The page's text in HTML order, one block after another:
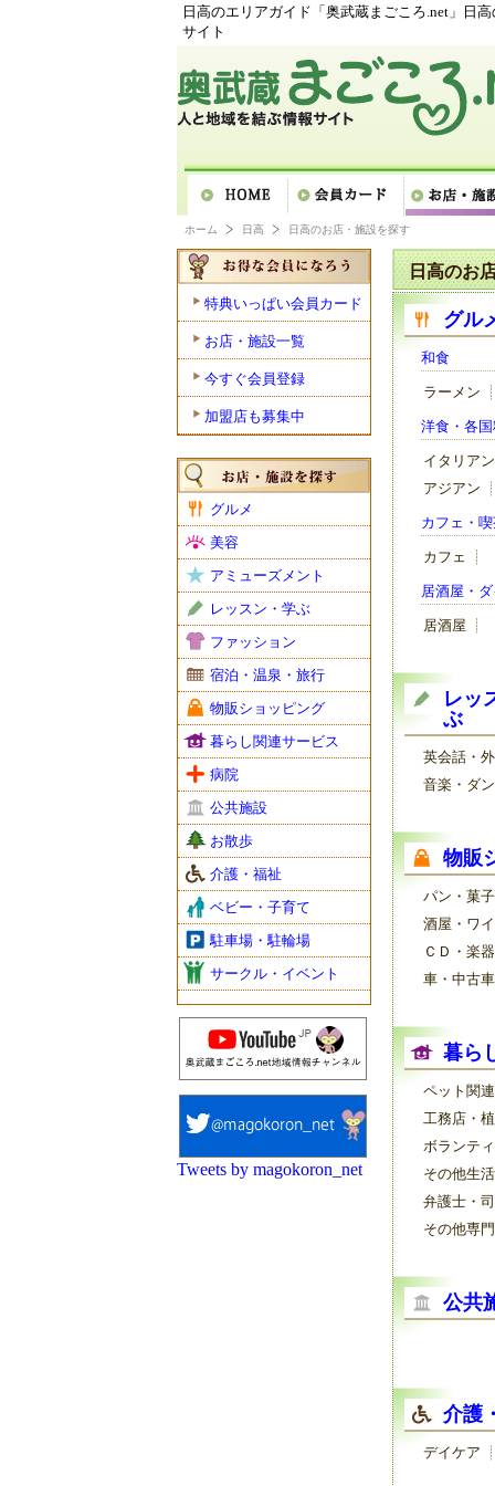
日高のエリアガイド「奥武蔵まごころ.net」日
サイト
ホーム 日高 日高のお店・施設を探す
特典いっぱい会員カード
お店・施設一覧
今すぐ会員登録
加盟店も募集中
グルメ
美容
アミューズメント
レッスン・学ぶ
ファッション
宿泊・温泉・旅行
物販ショッピング
暮らし関連サービス
病院
公共施設
お散歩
介護・福祉
ベビー・子育て
駐車場・駐輪場
サークル・イベント
Tweets by magokoron_net
日高のお
グル
和食
ラーメン
洋食・各
イタリアン
アジアン
カフェ・
カフェ
居酒屋・
居酒屋
レッ
ぶ
英会話・
音楽・ダ
物販
パン・菓
酒屋・ワ
ＣＤ・楽器
車・中古
暮ら
ペット関連
工務店・
ボランテ
その他生
弁護士・
その他専
公共
介護
デイケア